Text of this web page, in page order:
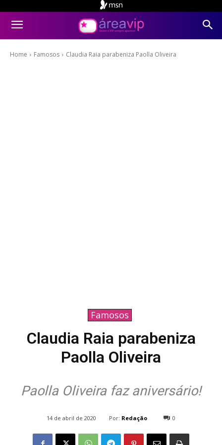
Home Famosos Claudia Raia parabeniza Paolla Oliveira
Famosos
Claudia Raia parabeniza
Paolla Oliveira
Paolla Oliveira faz aniversário!
14 de abril de 2020 Por: Redação 0